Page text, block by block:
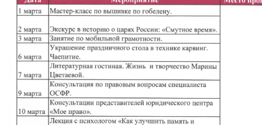
Включены Выключены
Звуковой ассистент
Воспроизвести Остановить